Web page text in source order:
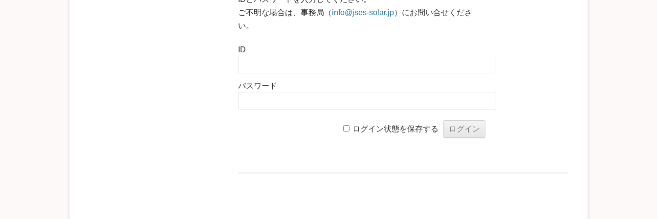
ご不明な場合は、事務局（info@jses-solar.jp）にお問い合せくださ
い。
ID
パスワード
ログイン状態を保存する